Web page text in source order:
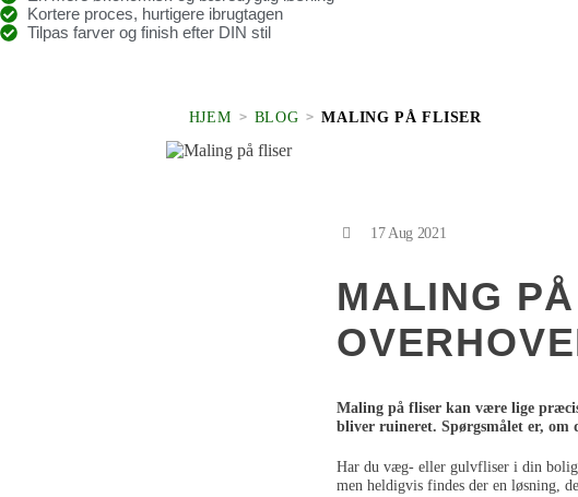
Kortere proces, hurtigere ibrugtagen
Tilpas farver og finish efter DIN stil
HJEM > BLOG >MALING PÅ FLISER
17 Aug 2021
MALING
Maling på fliser kan være lige
bliver ruineret. Spørgsmålet er, om
Har du væg- eller gulvfliser i din
men heldigvis findes der en løsning,